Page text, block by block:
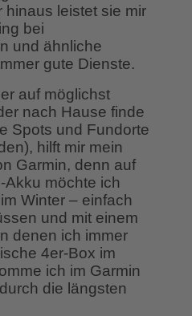
hinaus leistet sie mir
bei
und ähnliche
gute Dienste.
auf möglichst
nach Hause finde
Spots und Fundorte
hilft mir mein
Garmin, denn auf
Akku möchte ich
Winter – einfach
und mit einem
denen ich immer
4er-Box im
ich im Garmin
die längsten